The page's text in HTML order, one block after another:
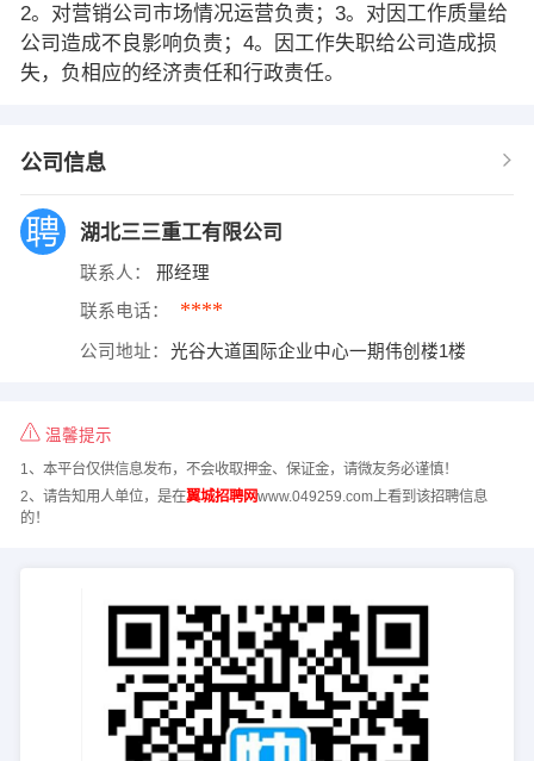
2。对营销公司市场情况运营负责；3。对因工作质量给
公司造成不良影响负责；4。因工作失职给公司造成损
失，负相应的经济责任和行政责任。
公司信息
湖北三三重工有限公司
联系人： 邢经理
联系电话： ****
公司地址： 光谷大道国际企业中心一期伟创楼1楼
温馨提示
1、本平台仅供信息发布，不会收取押金、保证金，请微友务必谨慎！
2、请告知用人单位，是在翼城招聘网www.049259.com上看到该招聘信息
的！